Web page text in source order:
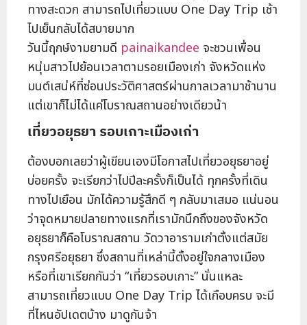
ทางสะดวก สามารถไปเที่ยวแบบ One Day Trip เช้า
ไปเย็นกลับได้สบายมาก
วันนี้ฤกษ์งามยามดี painaikandee จะชวนเพื่อน
หนุ่มสาวไปย้อนเวลาตามรอยเมืองเก่า จังหวัดแห่ง
มนต์เสน่ห์ที่ซ่อนประวัติศาสตร์ผ่านกาลเวลามาช้านาน
แต่เขาก็ไม่ได้แค่โบราณสถานอย่างเดียวน้า
เที่ยวอยุธยา รอบเกาะเมืองเก่า
ต้องบอกเลยว่าผู้เขียนเองมีโอกาสไปเที่ยวอยุธยาอยู่
บ่อยครั้ง จะเรียกว่าไปปีละครั้งก็เป็นได้ ทุกครั้งที่เดิน
ทางไปเยือน มักได้ความรู้สึกดี ๆ กลับมาเสมอ แน่นอน
ว่าจุดหมายปลายทางแรกที่เรามักนึกถึงของจังหวัด
อยุธยาก็คือโบราณสถาน วัดวาอารามเก่าตั้งแต่สมัย
กรุงศรีอยุธยา ซึ่งสถานที่เหล่านี้ตั้งอยู่ใจกลางเมือง
หรือที่เขาเรียกกันว่า “เที่ยวรอบเกาะ” นั่นแหละ
สามารถเที่ยวแบบ One Day Trip ได้เกือบครบ จะมี
ที่ไหนอัปเดตบ้าง มาดูกันจ้า